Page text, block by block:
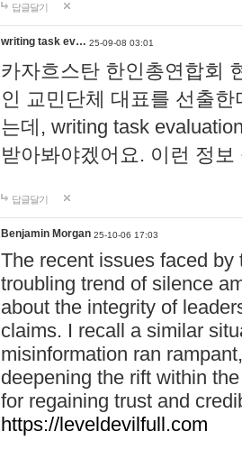
답글달기
writing task ev… 25-09-08 03:01
카자흐스탄 한인총연합회
인 교민단체 대표를 선출
는데, writing task
받아봐야겠어요. 이런 정
답글달기
Benjamin Morgan 25-10-06 17:03
The recent issues faced
troubling trend of silence
about the integrity of
claims. I recall a similar
misinformation ran
deepening the rift within
for regaining trust and
https://leveldevilfull.com